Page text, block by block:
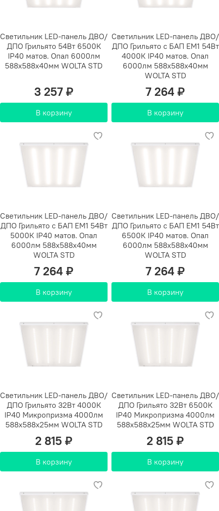
Светильник LED-панель ДВО/
ДПО Грильято 54Вт 6500К
IP40 матов. Опал 6000лм
588х588х40мм WOLTA STD
3 257 ₽
В корзину
Светильник LED-панель ДВО/
ДПО Грильято с БАП EM1 54Вт
4000К IP40 матов. Опал
6000лм 588х588х40мм
WOLTA STD
7 264 ₽
В корзину
Светильник LED-панель ДВО/
ДПО Грильято с БАП EM1 54Вт
5000К IP40 матов. Опал
6000лм 588х588х40мм
WOLTA STD
7 264 ₽
В корзину
Светильник LED-панель ДВО/
ДПО Грильято с БАП EM1 54Вт
6500К IP40 матов. Опал
6000лм 588х588х40мм
WOLTA STD
7 264 ₽
В корзину
Светильник LED-панель ДВО/
ДПО Грильято 32Вт 4000К
IP40 Микропризма 4000лм
588х588х25мм WOLTA STD
2 815 ₽
В корзину
Светильник LED-панель ДВО/
ДПО Грильято 32Вт 6500К
IP40 Микропризма 4000лм
588х588х25мм WOLTA STD
2 815 ₽
В корзину